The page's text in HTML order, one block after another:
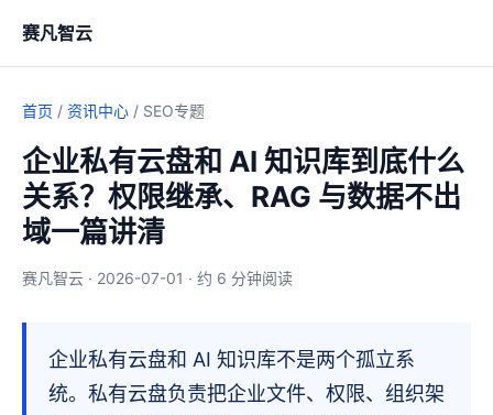
赛凡智云
首页 / 资讯中心 / SEO专题
企业私有云盘和 AI 知识库到底什么
关系？权限继承、RAG 与数据不出
域一篇讲清
赛凡智云 · 2026-07-01 · 约 6 分钟阅读
企业私有云盘和 AI 知识库不是两个孤立系
统。私有云盘负责把企业文件、权限、组织架